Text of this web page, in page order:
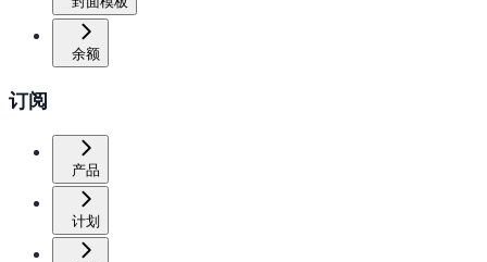
余额
订阅
产品
计划